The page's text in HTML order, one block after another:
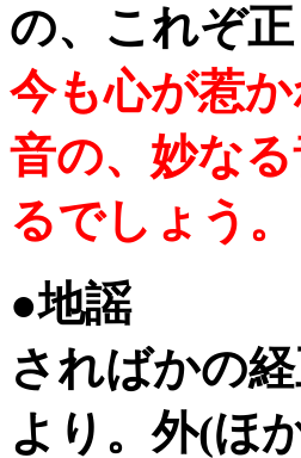
の、これぞ
今も心が惹
音の、妙な
るでしょう。
●地謡
さればかの
より。外(ほ